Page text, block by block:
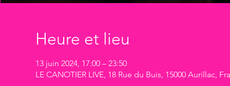
Heure et lieu
13 juin 2024, 17:00 – 23:50
LE CANOTIER LIVE, 18 Rue du Buis, 15000 Aurillac,